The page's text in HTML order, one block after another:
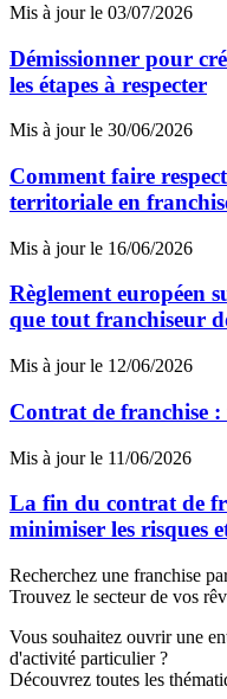
Mis à jour le 03/07/2026
Démissionner pour
les étapes à respecter
Mis à jour le 30/06/2026
Comment faire
territoriale en
Mis à jour le 16/06/2026
Règlement européen
que tout franchiseur
Mis à jour le 12/06/2026
Contrat de franchise :
Mis à jour le 11/06/2026
La fin du contrat de
minimiser les risques
Recherchez une franchise
Trouvez le secteur de vos
Vous souhaitez ouvrir une
d'activité particulier ?
Découvrez toutes les